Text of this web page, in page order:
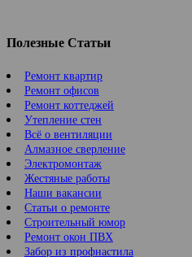
Полезные Статьи
Ремонт квартир
Ремонт офисов
Ремонт коттеджей
Утепление стен
Всё о вентиляции
Алмазное сверление
Электромонтаж
Жестяные работы
Наши вакансии
Статьи о ремонте
Строительный юмор
Ремонт окон ПВХ
Забор из профнастила